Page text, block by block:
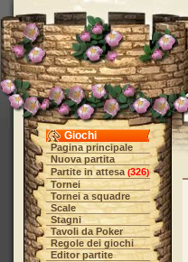
Giochi
Pagina principale
Nuova partita
Partite in attesa (326)
Tornei
Tornei a squadre
Scale
Stagni
Tavoli da Poker
Regole dei giochi
Editor partite